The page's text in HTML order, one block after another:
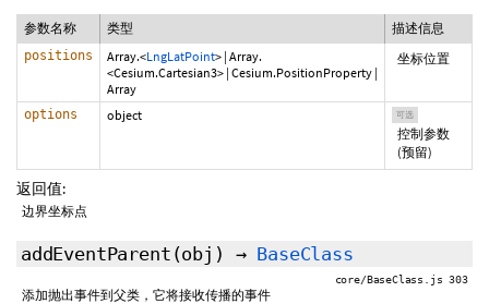
参数名称 类型 描述信息
positions Array.<LngLatPoint> | Array.
<Cesium.Cartesian3> | Cesium.PositionProperty |
Array
坐标位置
options object 可选
控制参数
(预留)
返回值:
边界坐标点
addEventParent (obj) → BaseClass
core/BaseClass.js 303
添加抛出事件到父类，它将接收传播的事件